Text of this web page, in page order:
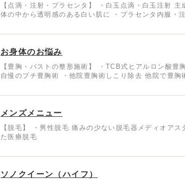
【点滴・注射・プラセンタ】 ・白玉点滴・白玉注射 主
体の中から透明感のある白い肌に ・プラセンタ内服・
お身体のお悩み
【豊胸・バストの整形施術】 ・TCB式ヒアルロン酸豊
自慢のプチ豊胸術 ・他院豊胸術しこり除去 他院で豊胸
メンズメニュー
【脱毛】 ・男性脱毛 痛みの少ない脱毛器メディオアス
た医療脱毛
ソノクイーン（ハイフ）